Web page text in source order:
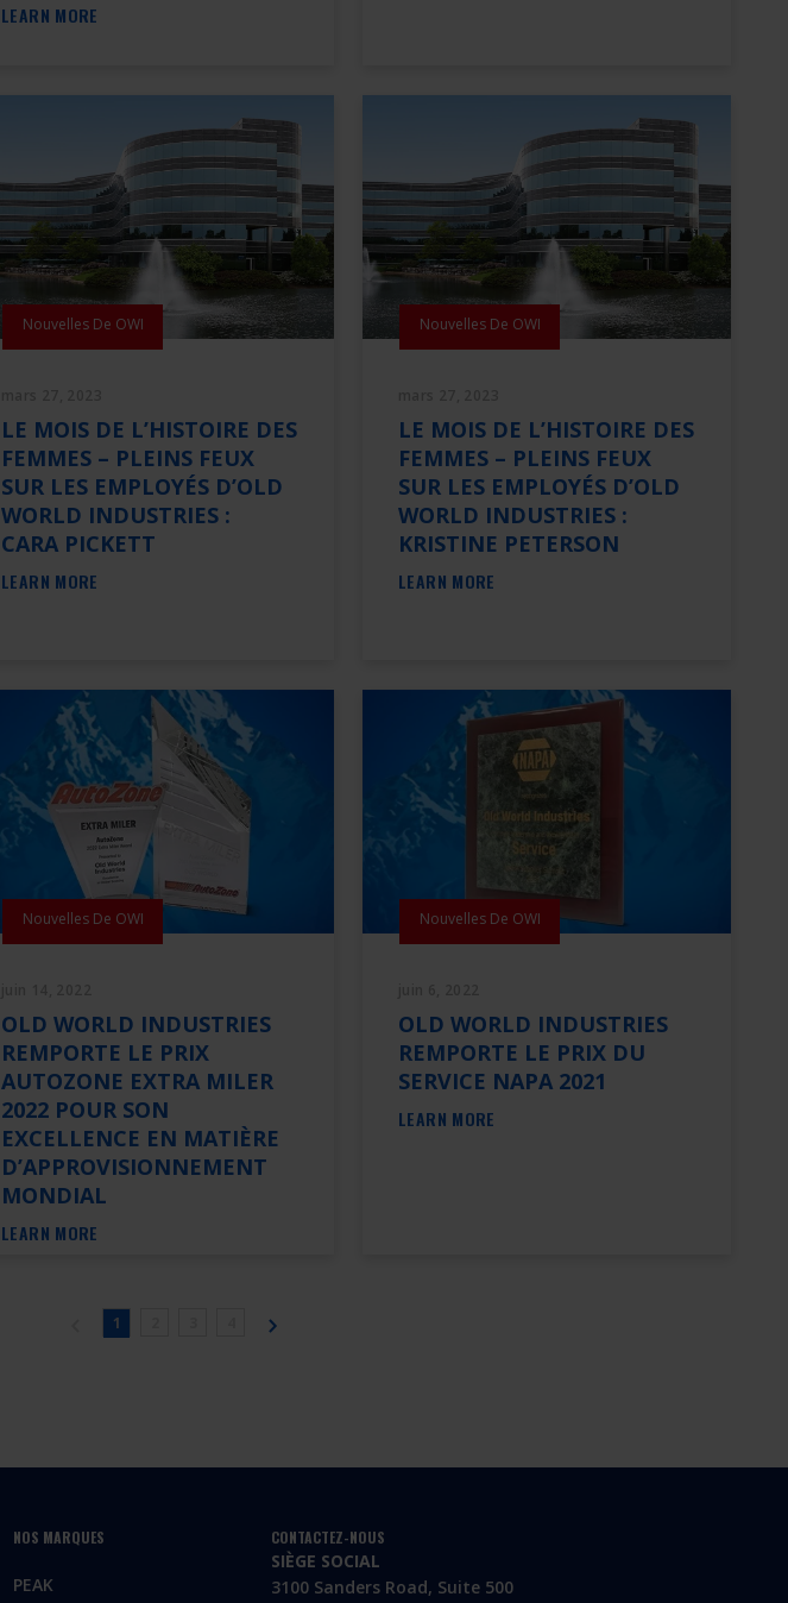
LEARN MORE
Nouvelles De OWI
LE MOIS DE L’HISTOIRE DES
FEMMES – PLEINS FEUX
SUR LES EMPLOYÉS D’OLD
WORLD INDUSTRIES :
CARA PICKETT
LEARN MORE
Nouvelles De OWI
LE MOIS DE L’HISTOIRE DES
FEMMES – PLEINS FEUX
SUR LES EMPLOYÉS D’OLD
WORLD INDUSTRIES :
KRISTINE PETERSON
LEARN MORE
Nouvelles De OWI
OLD WORLD INDUSTRIES
REMPORTE LE PRIX
AUTOZONE EXTRA MILER
2022 POUR SON
EXCELLENCE EN MATIÈRE
D’APPROVISIONNEMENT
MONDIAL
LEARN MORE
Nouvelles De OWI
OLD WORLD INDUSTRIES
REMPORTE LE PRIX DU
SERVICE NAPA 2021
LEARN MORE
1
NOS MARQUES
PEAK
CONTACTEZ-NOUS
SIÈGE SOCIAL
3100 Sanders Road, Suite 500